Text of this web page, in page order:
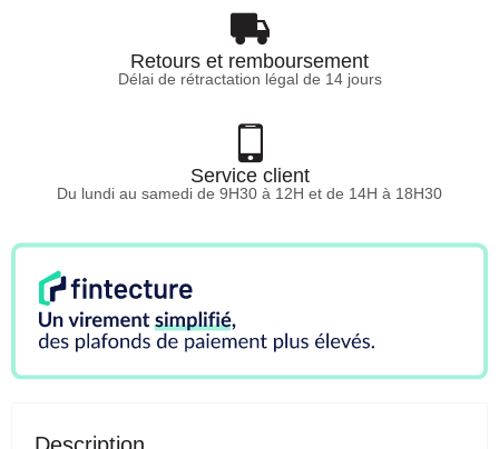
Retours et remboursement
Délai de rétractation légal de 14 jours
Service client
Du lundi au samedi de 9H30 à 12H et de 14H à 18H30